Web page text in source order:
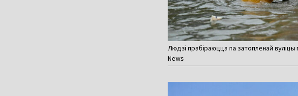
Людзі прабіраюцца па затопленай вуліцы
News